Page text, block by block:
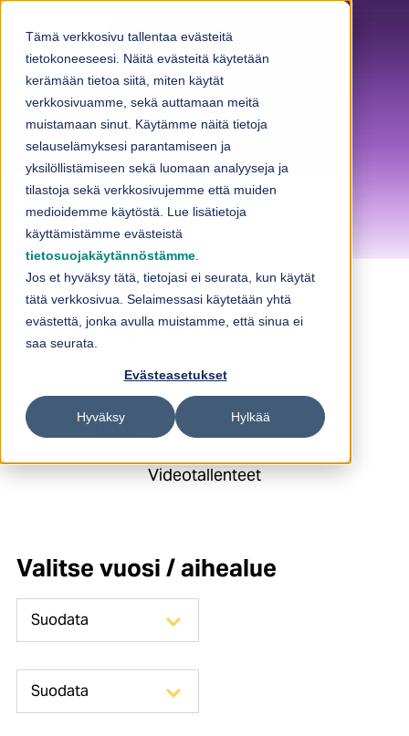
Tämä verkkosivu tallentaa evästeitä
tietokoneeseesi. Näitä evästeitä käytetään
kerämään tietoa siitä, miten käytät
verkkosivuamme, sekä auttamaan meitä
muistamaan sinut. Käytämme näitä tietoja
selauselämyksesi parantamiseen ja
yksilöllistämiseen sekä luomaan analyyseja ja
tilastoja sekä verkkosivujemme että muiden
medioidemme käytöstä. Lue lisätietoja
käyttämistämme evästeistä
tietosuojakäytännöstämme
Jos et hyväksy tätä, tietojasi ei seurata, kun käytät
tätä verkkosivua. Selaimessasi käytetään yhtä
evästettä, jonka avulla muistamme, että sinua ei
saa seurata.
Evästeasetukset
Hyväksy Hylkää
Uutiset
Mitä Loihteella tapahtuu? Lue ja tiedä.
Johtohenkilöiden liiketoimet
Blogi Tapahtumakalenteri
Videotallenteet
Valitse vuosi / aihealue